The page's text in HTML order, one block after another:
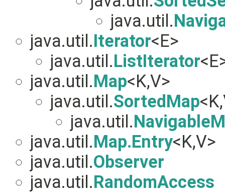
java.util.
java.util.Iterator<E>
java.util.ListIterator
java.util.Map<K,V>
java.util.SortedMap
java.util.
java.util.Map.Entry<K,V>
java.util.Observer
java.util.RandomAccess